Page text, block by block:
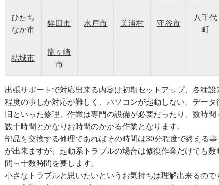
ひたち
なか市
鉾田市 水戸市 美浦村 守谷市
八千代
町
結城市
龍ヶ崎
市
出張サポートで対応出来る内容は初期セットアップ、各種設
程度の事しか対応が難しく、パソコンが起動しない、データ
旧といった修理、作業は専門の設備が必要だったり、数時間
数十時間とかなりお時間のかかる作業となります。
部品を交換する修理であればその時間は30分程度で終える事
が出来ますが、起動系トラブルの場合は修復作業だけでも数
間～十数時間を要します。
小さなトラブルと思いたいというお気持ちは理解出来るので